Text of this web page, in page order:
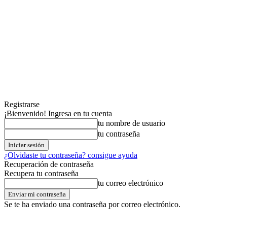
Registrarse
¡Bienvenido! Ingresa en tu cuenta
tu nombre de usuario
tu contraseña
¿Olvidaste tu contraseña? consigue ayuda
Recuperación de contraseña
Recupera tu contraseña
tu correo electrónico
Se te ha enviado una contraseña por correo electrónico.